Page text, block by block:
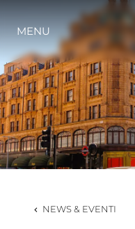
MENU
NEWS & EVENTI